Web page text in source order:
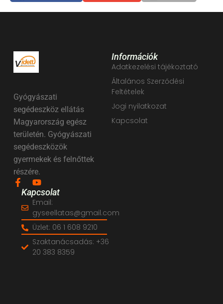
Gyógyászati
segédeszköz ellátás
Magyarország egész
területén. Gyógyászati
segédeszközök
gyermekek és felnőttek
részére.
Információk
Adatkezelési tájékoztató
Általános Szerződési
Feltételek
Jogi nyilatkozat
Kapcsolat
Kapcsolat
Email:
gyseellatas@gmail.com
Üzlet: 06 1 608 9210
Szaktanácsadás: +36
20 383 8359